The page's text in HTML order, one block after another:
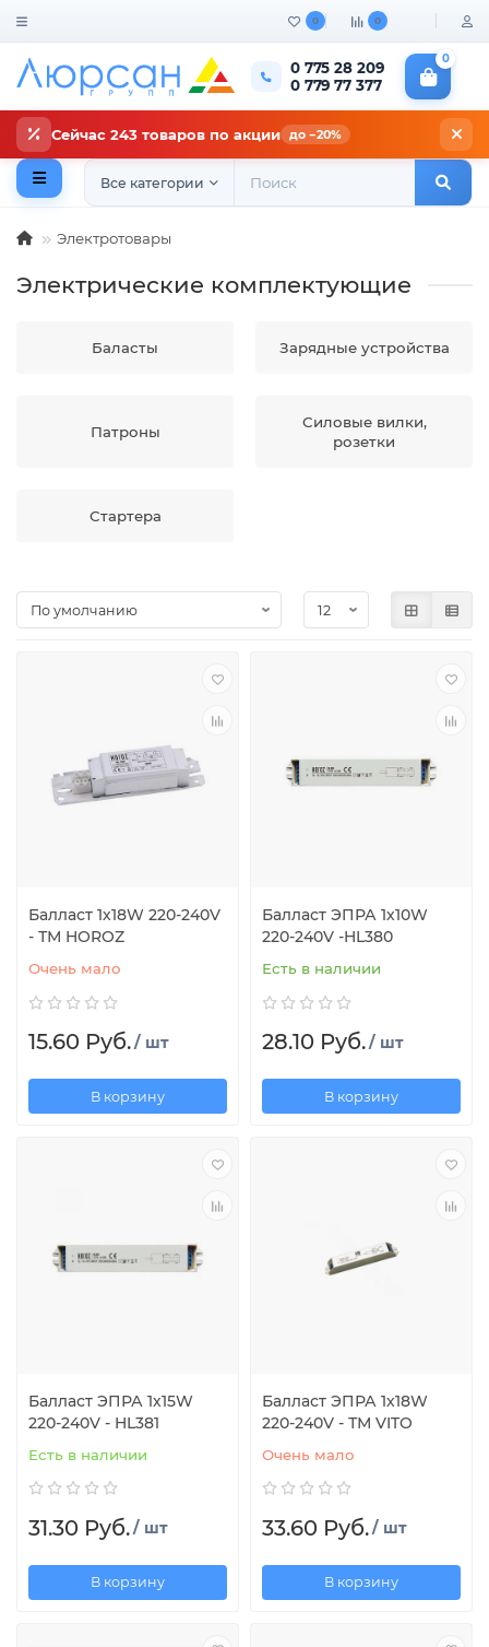
0 0
0 775 28 209
0 779 77 377
0
Сейчас 243 товаров по акции до −20%
Все категории
Электротовары
Электрические комплектующие
Баласты Зарядные устройства
Патроны
Силовые вилки,
розетки
Стартера
Балласт 1х18W 220-240V
- ТМ HOROZ
Очень мало
15.60 Руб./ шт
В корзину
Балласт ЭПРА 1х10W
220-240V -HL380
Есть в наличии
28.10 Руб./ шт
В корзину
Балласт ЭПРА 1х15W
220-240V - HL381
Есть в наличии
31.30 Руб./ шт
В корзину
Балласт ЭПРА 1х18W
220-240V - ТМ VITO
Очень мало
33.60 Руб./ шт
В корзину